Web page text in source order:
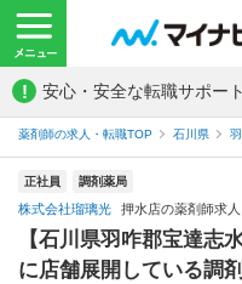
! 安心・安全な転職サポー
薬剤師の求人・転職TOP 石川県
正社員 調剤薬局
株式会社瑠璃光 押水店の薬剤師求人
【石川県羽咋郡宝達
に店舗展開している調